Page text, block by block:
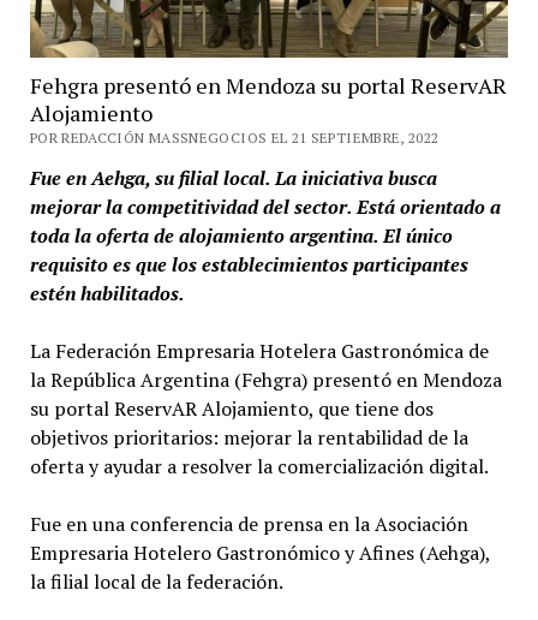
Fehgra presentó en Mendoza su portal ReservAR
Alojamiento
POR REDACCIÓN MASSNEGOCIOS EL 21 SEPTIEMBRE, 2022
Fue en Aehga, su filial local. La iniciativa busca
mejorar la competitividad del sector. Está orientado a
toda la oferta de alojamiento argentina. El único
requisito es que los establecimientos participantes
estén habilitados.
La Federación Empresaria Hotelera Gastronómica de
la República Argentina (Fehgra) presentó en Mendoza
su portal ReservAR Alojamiento, que tiene dos
objetivos prioritarios: mejorar la rentabilidad de la
oferta y ayudar a resolver la comercialización digital.
Fue en una conferencia de prensa en la Asociación
Empresaria Hotelero Gastronómico y Afines (Aehga),
la filial local de la federación.